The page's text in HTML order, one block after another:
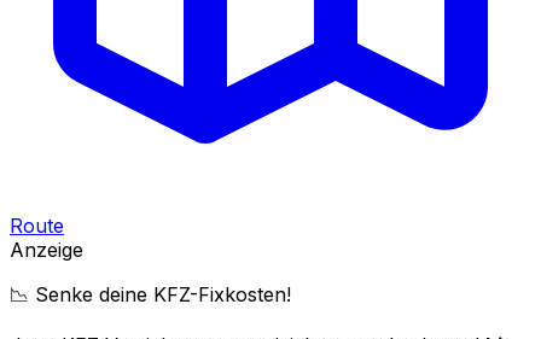
Route
Anzeige
📉 Senke deine KFZ-Fixkosten!